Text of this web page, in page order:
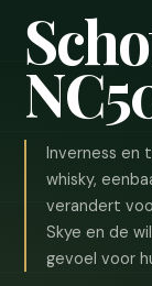
Inverness en
whisky,
verandert
Skye en de
gevoel voor